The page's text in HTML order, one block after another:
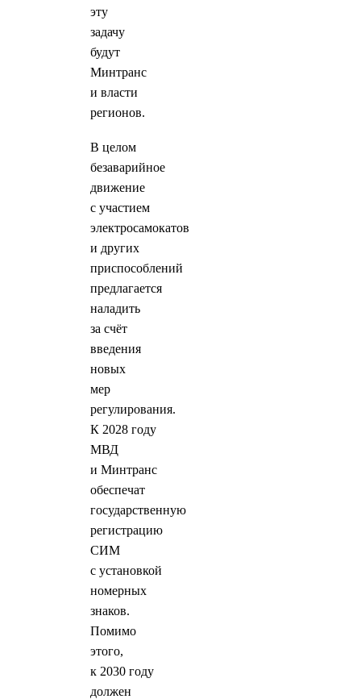
эту
задачу
будут
Минтранс
и власти
регионов.
В целом
безаварийное
движение
с участием
электросамокатов
и других
приспособлений
предлагается
наладить
за счёт
введения
новых
мер
регулирования.
К 2028 году
МВД
и Минтранс
обеспечат
государственную
регистрацию
СИМ
с установкой
номерных
знаков.
Помимо
этого,
к 2030 году
должен